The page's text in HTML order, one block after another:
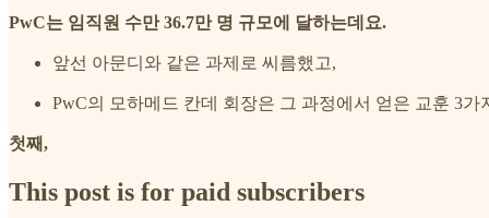
PwC는 임직원 수만 36.7만 명 규모에 달하는데요.
앞선 아문디와 같은 과제로 씨름했고,
PwC의 모하메드 칸데 회장은 그 과정에서 얻은 교훈 3가
첫째,
This post is for paid subscribers